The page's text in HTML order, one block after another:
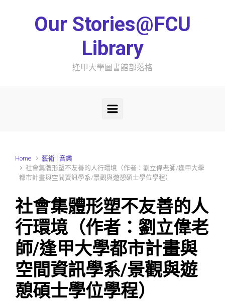
Our Stories@FCU
Library
逢甲大學圖書館部落格
Home
藝術│音樂
社會集體形塑不友善的人行環境（作者：劉立偉老師/逢甲大學
都市計畫與空間資訊學系/景觀與遊憩碩士學位學程）
社會集體形塑不友善的人
行環境（作者：劉立偉老
師/逢甲大學都市計畫與
空間資訊學系/景觀與遊
憩碩士學位學程）